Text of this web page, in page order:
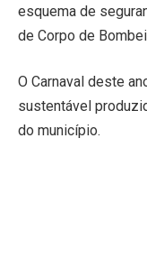
esquema de
de Corpo de
O Carnaval deste
sustentável
do município.